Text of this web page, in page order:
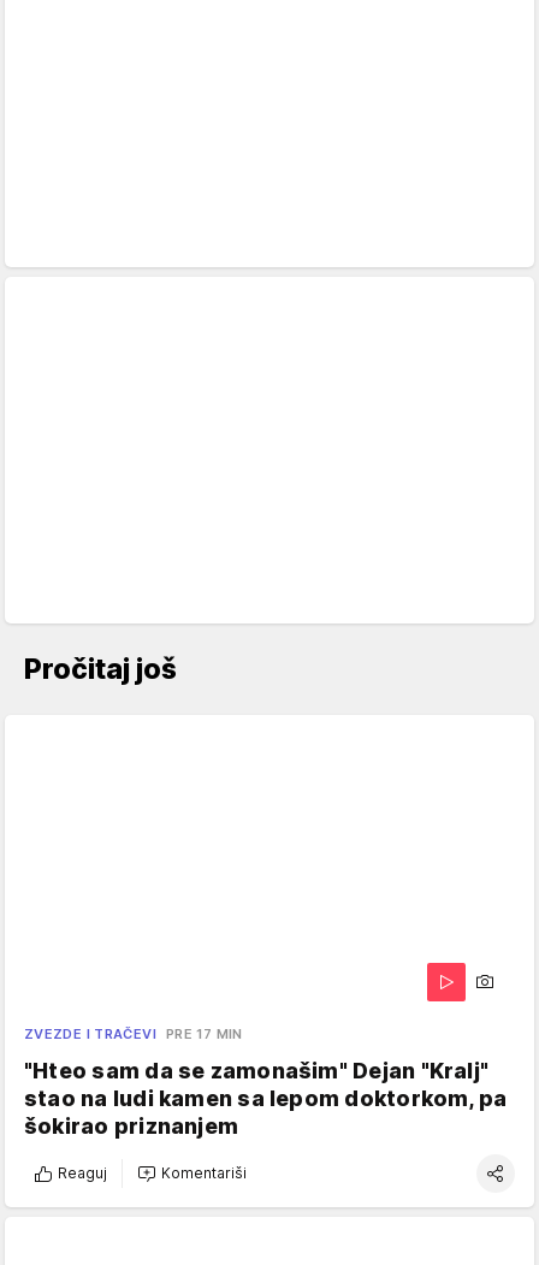
Pročitaj još
ZVEZDE I TRAČEVI PRE 17 MIN
"Hteo sam da se zamonašim" Dejan "Kralj"
stao na ludi kamen sa lepom doktorkom, pa
šokirao priznanjem
Reaguj Komentariši